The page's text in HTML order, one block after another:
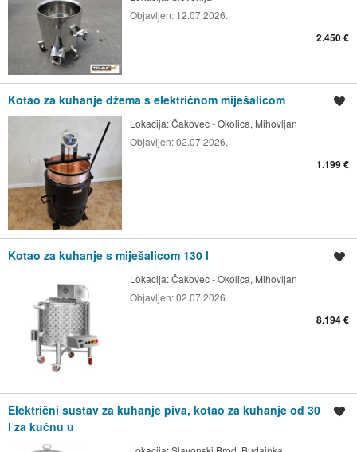
Objavljen: 12.07.2026.
2.450 €
Kotao za kuhanje džema s električnom miješalicom
Lokacija:Čakovec - Okolica, Mihovljan
Objavljen:02.07.2026.
1.199 €
Kotao za kuhanje s miješalicom 130 l
Lokacija:Čakovec - Okolica, Mihovljan
Objavljen:02.07.2026.
8.194 €
Električni sustav za kuhanje piva, kotao za kuhanje od 30
l za kućnu u